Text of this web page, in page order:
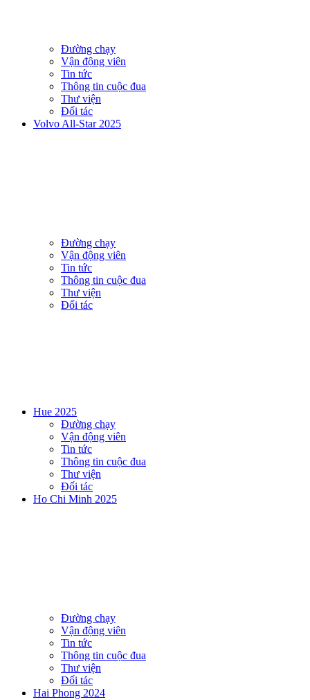
Đường chạy
Vận động viên
Tin tức
Thông tin cuộc đua
Thư viện
Đối tác
Volvo All-Star 2025
Đường chạy
Vận động viên
Tin tức
Thông tin cuộc đua
Thư viện
Đối tác
Hue 2025
Đường chạy
Vận động viên
Tin tức
Thông tin cuộc đua
Thư viện
Đối tác
Ho Chi Minh 2025
Đường chạy
Vận động viên
Tin tức
Thông tin cuộc đua
Thư viện
Đối tác
Hai Phong 2024